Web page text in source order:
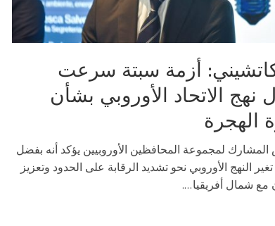
أزمة سبتة سرعت
نهج الاتحاد الأوروبي بشأن
الهجرة
المشارك لمجموعة المحافظين الأوروبيين يؤكد أنه بفضل
تغير النهج الأوروبي نحو تشديد الرقابة على الحدود وتعزيز
مع شمال أفريقيا....